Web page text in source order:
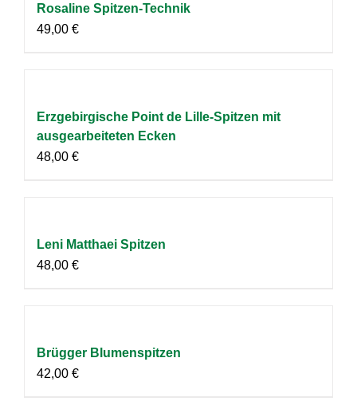
Rosaline Spitzen-Technik
49,00 €
Erzgebirgische Point de Lille-Spitzen mit
ausgearbeiteten Ecken
48,00 €
Leni Matthaei Spitzen
48,00 €
Brügger Blumenspitzen
42,00 €